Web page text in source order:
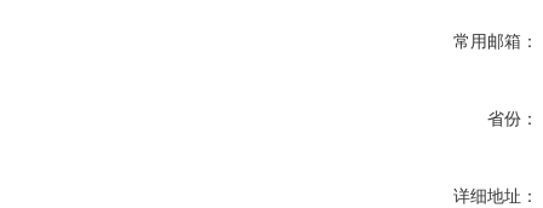
常用邮箱：
省份：
详细地址：